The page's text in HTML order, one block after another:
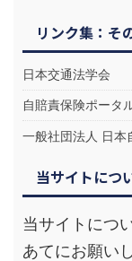
リンク集：そ
日本交通法学会
自賠責保険ポータ
一般社団法人 日本
当サイトにつ
当サイトにつ
あてにお願い